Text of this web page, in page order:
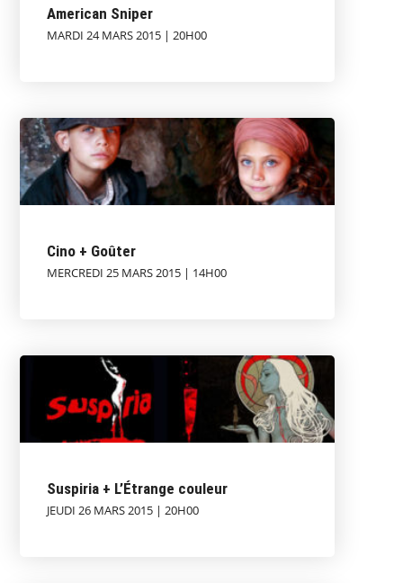
American Sniper
MARDI 24 MARS 2015 | 20H00
Cino + Goûter
MERCREDI 25 MARS 2015 | 14H00
Suspiria + L’Étrange couleur
JEUDI 26 MARS 2015 | 20H00